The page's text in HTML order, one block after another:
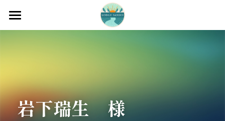
ホーム
牡蠣販売
岩下瑞生　様